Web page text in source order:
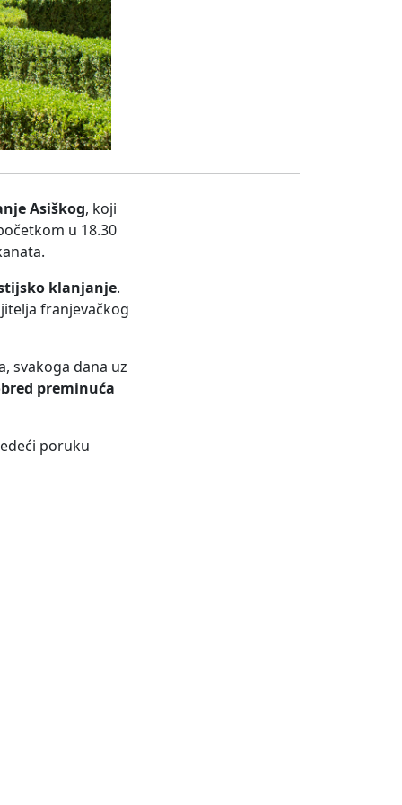
Asiškog, koji
u 18.30
klanjanje.
franjevačkog
svakoga dana uz
preminuća
poruku